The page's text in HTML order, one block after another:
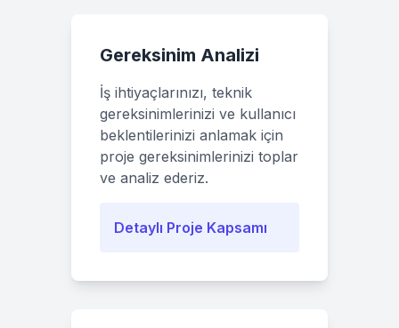
Gereksinim Analizi
İş ihtiyaçlarınızı, teknik
gereksinimlerinizi ve kullanıcı
beklentilerinizi anlamak için
proje gereksinimlerinizi toplar
ve analiz ederiz.
Detaylı Proje Kapsamı